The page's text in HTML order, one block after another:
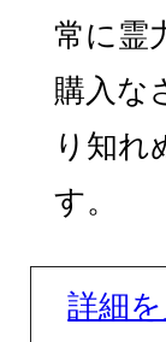
常に霊
購入な
り知れ
す。
詳細